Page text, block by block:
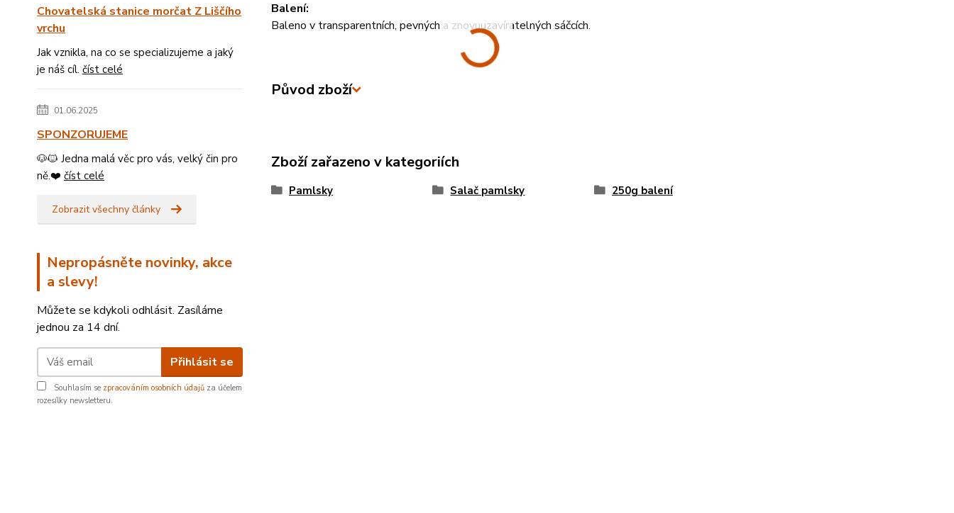
Chovatelská stanice morčat Z Liščího
vrchu
Jak vznikla, na co se specializujeme a jaký
je náš cíl. číst celé
01.06.2025
SPONZORUJEME
🐶🐱 Jedna malá věc pro vás, velký čin pro
ně.❤️ číst celé
Zobrazit všechny články
Nepropásněte novinky, akce
a slevy!
Můžete se kdykoli odhlásit. Zasíláme
jednou za 14 dní.
Přihlásit se
Souhlasím se zpracováním osobních údajů za účelem
rozesílky newsletteru.
Balení:
Baleno v transparentních, pevných a znovuuzavíratelných sáčcích.
Původ zboží
Zboží zařazeno v kategoriích
Pamlsky Salač pamlsky 250g balení